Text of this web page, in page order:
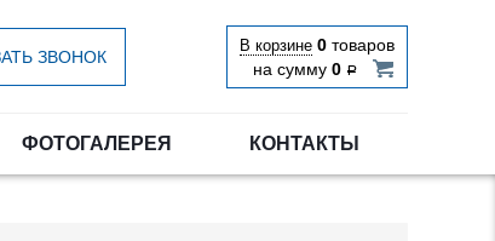
ЗВОНОК
В корзине 0 товаров
на сумму 0 Р
ФОТОГАЛЕРЕЯ КОНТАКТЫ